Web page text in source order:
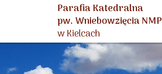
Parafia Katedralna
pw. Wniebowzięcia NMP
w Kielcach